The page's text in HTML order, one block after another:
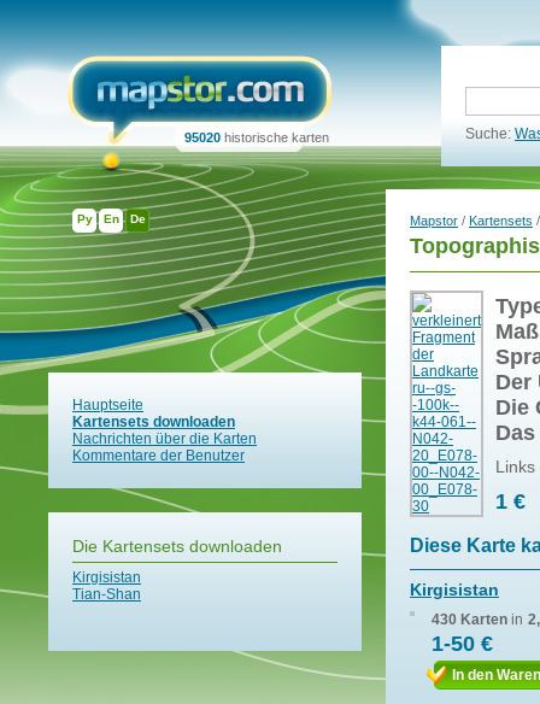
Ру En De
95020 historische karten Suche:
Hauptseite
Kartensets downloaden
Nachrichten über die Karten
Kommentare der Benutzer
Die Kartensets downloaden
Kirgisistan
Tian-Shan
Mapstor / Kartensets
Der
Die
1 €
Diese Karte
Kirgisistan
430 Karten in
1-50 €
In den